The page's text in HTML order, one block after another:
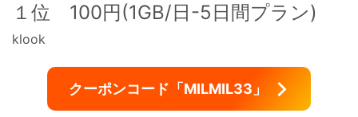
１位 100円(1GB/日-5日間プラン)
klook
クーポンコード「MILMIL33」